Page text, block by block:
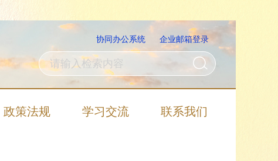
协同办公系统 企业邮箱登录
政策法规 学习交流 联系我们